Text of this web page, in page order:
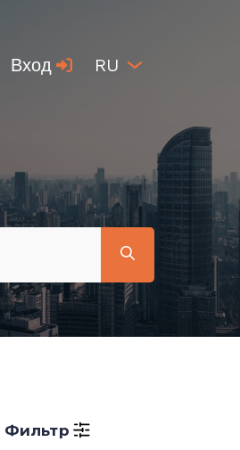
Вход RU
Фильтр